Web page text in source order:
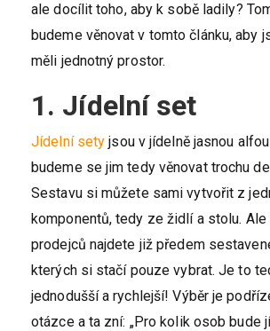
ale docílit toho, aby k sobě ladily?
budeme věnovat v tomto článku, aby
měli jednotný prostor.
1. Jídelní set
Jídelní sety jsou v jídelně jasnou
budeme se jim tedy věnovat trochu
Sestavu si můžete sami vytvořit z
komponentů, tedy ze židlí a stolu. Ale
prodejců najdete již předem
kterých si stačí pouze vybrat. Je to
jednodušší a rychlejší! Výběr je
otázce a ta zní: „Pro kolik osob bude